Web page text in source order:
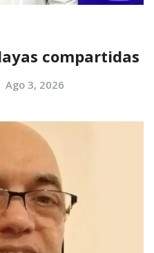
compartidas
Ago 3, 2026